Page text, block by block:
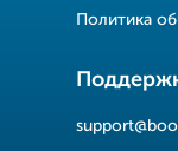
Политика